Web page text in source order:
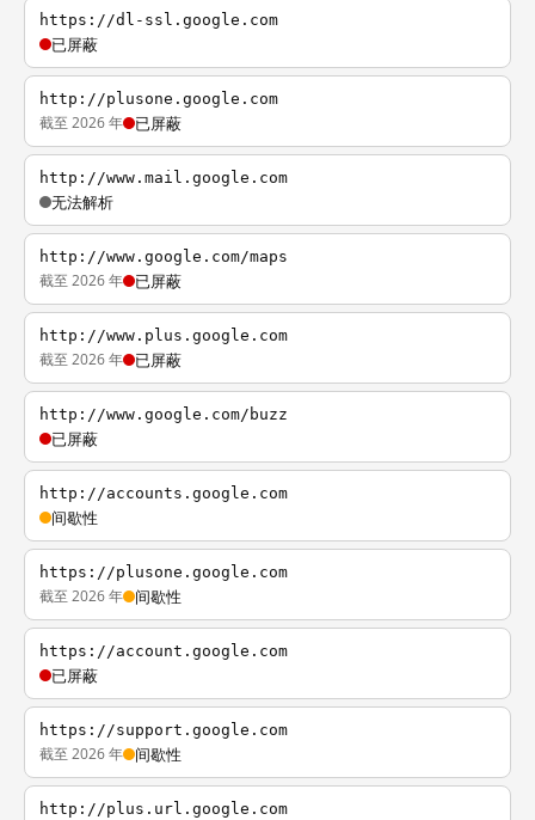
https://dl-ssl.google.com
已屏蔽
http://plusone.google.com
截至 2026 年 已屏蔽
http://www.mail.google.com
无法解析
http://www.google.com/maps
截至 2026 年 已屏蔽
http://www.plus.google.com
截至 2026 年 已屏蔽
http://www.google.com/buzz
已屏蔽
http://accounts.google.com
间歇性
https://plusone.google.com
截至 2026 年 间歇性
https://account.google.com
已屏蔽
https://support.google.com
截至 2026 年 间歇性
http://plus.url.google.com